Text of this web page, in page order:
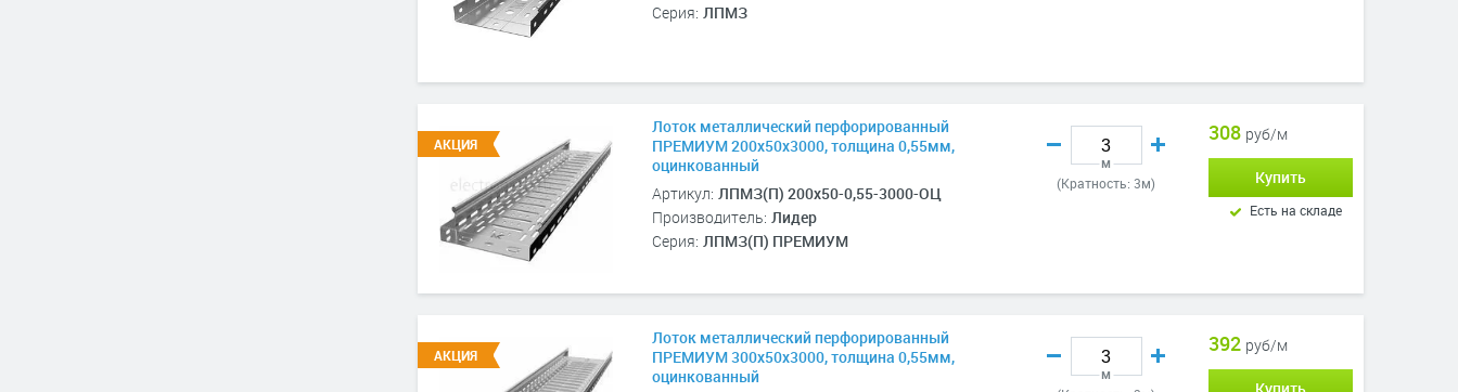
Серия: ЛПМЗ
Лоток металлический перфорированный
ПРЕМИУМ 200х50х3000, толщина 0,55мм,
оцинкованный
Артикул: ЛПМЗ(П) 200х50-0,55-3000-ОЦ
Производитель: Лидер
Серия: ЛПМЗ(П) ПРЕМИУМ
м
(Кратность: 3м)
308 руб/м
Купить
Есть на складе
АКЦИЯ
Лоток металлический перфорированный
ПРЕМИУМ 300х50х3000, толщина 0,55мм,
оцинкованный
м
392 руб/м
АКЦИЯ